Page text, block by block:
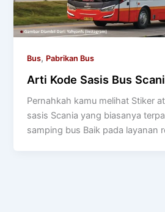
Bus, Pabrikan Bus
Arti Kode Sasis Bus
Pernahkah kamu melihat Stiker
sasis Scania yang biasanya
samping bus Baik pada layanan